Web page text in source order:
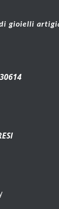
gioielli